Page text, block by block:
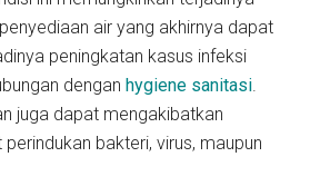
air yang akhirnya dapat
peningkatan kasus infeksi
denganhygiene sanitasi.
juga dapat mengakibatkan
bakteri, virus, maupun